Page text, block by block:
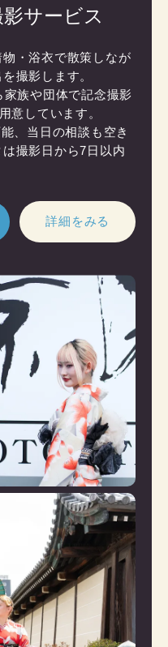
サービス
・浴衣で散策しなが
撮影します。
族や団体で記念撮影
意しています。
、当日の相談も空き
撮影日から7日以内
詳細をみる